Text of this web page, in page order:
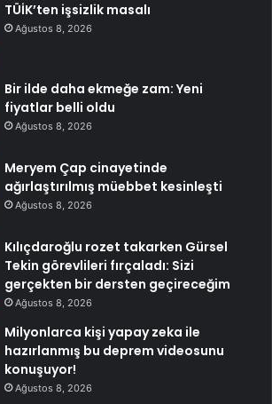
TÜİK’ten işsizlik masalı
Ağustos 8, 2026
Bir ilde daha ekmeğe zam: Yeni
fiyatlar belli oldu
Ağustos 8, 2026
Meryem Çap cinayetinde
ağırlaştırılmış müebbet kesinleşti
Ağustos 8, 2026
Kılıçdaroğlu rozet takarken Gürsel
Tekin görevlileri fırçaladı: Sizi
gerçekten bir dersten geçireceğim
Ağustos 8, 2026
Milyonlarca kişi yapay zeka ile
hazırlanmış bu deprem videosunu
konuşuyor!
Ağustos 8, 2026